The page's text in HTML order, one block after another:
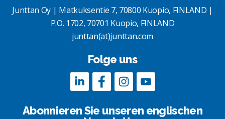
Junttan Oy | Matkuksentie 7, 70800 Kuopio, FINLAND |
P.O. 1702, 70701 Kuopio, FINLAND
junttan(at)junttan.com
Folge uns
Abonnieren Sie unseren englischen